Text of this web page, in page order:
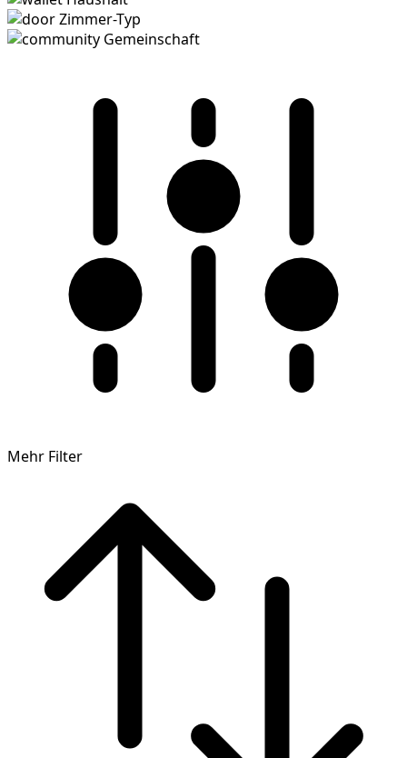
Zimmer-Typ
Gemeinschaft
Mehr Filter